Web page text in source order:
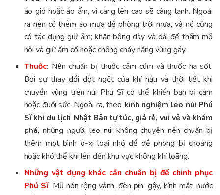
áo gió hoặc áo ấm, vì càng lên cao sẽ càng lạnh. Ngoài
ra nên có thêm áo mưa đề phòng trời mưa, và nó cũng
có tác dụng giữ ấm; khăn bông dày và dài để thấm mồ
hôi và giữ ấm cổ hoặc chống cháy nắng vùng gáy.
Thuốc: Nên chuẩn bị thuốc cảm cúm và thuốc hạ sốt.
Bởi sự thay đổi đột ngột của khí hậu và thời tiết khi
chuyển vùng trên núi Phú Sĩ có thể khiến bạn bị cảm
hoặc đuối sức. Ngoài ra, theo kinh nghiệm leo núi Phú
Sĩ khi du lịch Nhật Bản tự túc, giá rẻ, vui vẻ và khám
phá, những người leo núi không chuyên nên chuẩn bị
thêm một bình ô-xi loại nhỏ để đề phòng bị choáng
hoặc khó thể khi lên đến khu vực không khí loãng.
Những vật dụng khác cần chuẩn bị để chinh phục
Phú Sĩ: Mũ nón rộng vành, đèn pin, gậy, kính mắt, nước